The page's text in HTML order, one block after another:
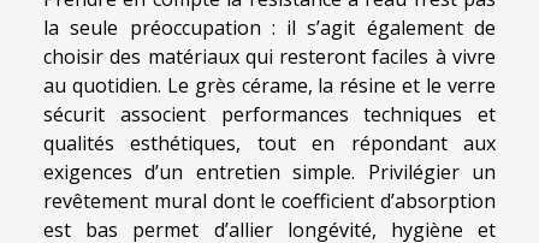
la seule préoccupation : il s’agit également de
choisir des matériaux qui resteront faciles à vivre
au quotidien. Le grès cérame, la résine et le verre
sécurit associent performances techniques et
qualités esthétiques, tout en répondant aux
exigences d’un entretien simple. Privilégier un
revêtement mural dont le coefficient d’absorption
est bas permet d’allier longévité, hygiène et